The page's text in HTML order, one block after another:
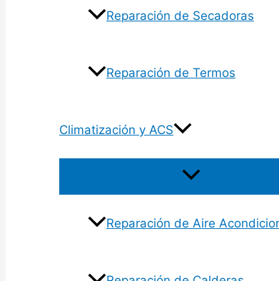
Reparación de Secadoras
Reparación de Termos
Climatización y ACS
Reparación de Aire